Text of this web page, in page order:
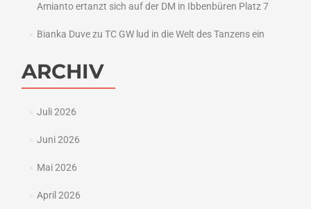
Amianto ertanzt sich auf der DM in Ibbenbüren Platz 7
Bianka Duvezu TC GW lud in die Welt des Tanzens ein
ARCHIV
Juli 2026
Juni 2026
Mai 2026
April 2026